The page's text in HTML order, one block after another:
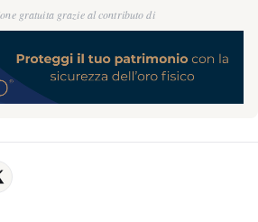
gratuita grazie al contributo di